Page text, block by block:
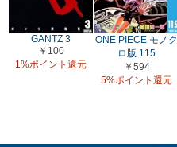
GANTZ 3
￥100
1%ポイント還元
ONE PIECE モノク
ロ版 115
￥594
5%ポイント還元